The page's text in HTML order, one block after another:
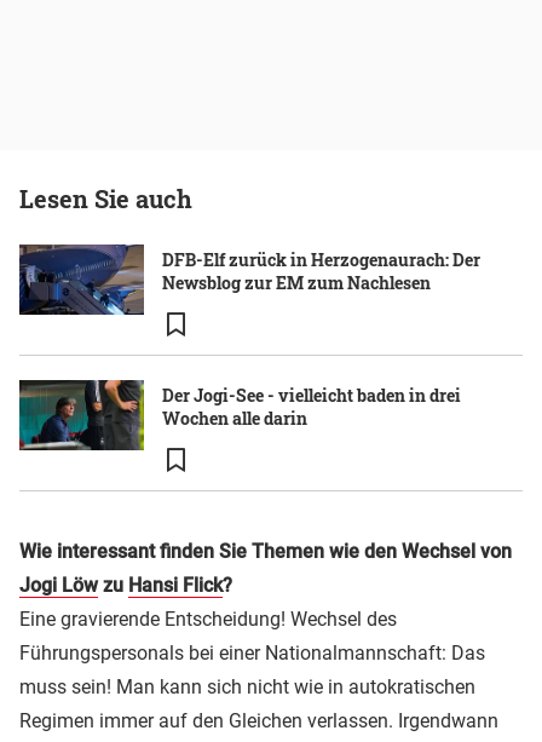
Lesen Sie auch
DFB-Elf zurück in Herzogenaurach: Der
Newsblog zur EM zum Nachlesen
Der Jogi-See - vielleicht baden in drei
Wochen alle darin
Wie interessant finden Sie Themen wie den Wechsel von
Jogi Löwzu Hansi Flick?
Eine gravierende Entscheidung! Wechsel des
Führungspersonals bei einer Nationalmannschaft: Das
muss sein! Man kann sich nicht wie in autokratischen
Regimen immer auf den Gleichen verlassen. Irgendwann